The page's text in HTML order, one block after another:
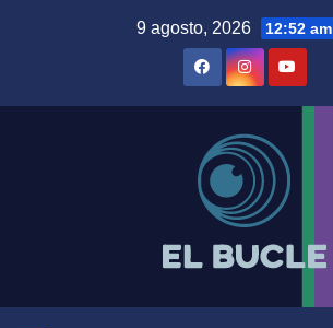
9 agosto, 2026 12:52 am